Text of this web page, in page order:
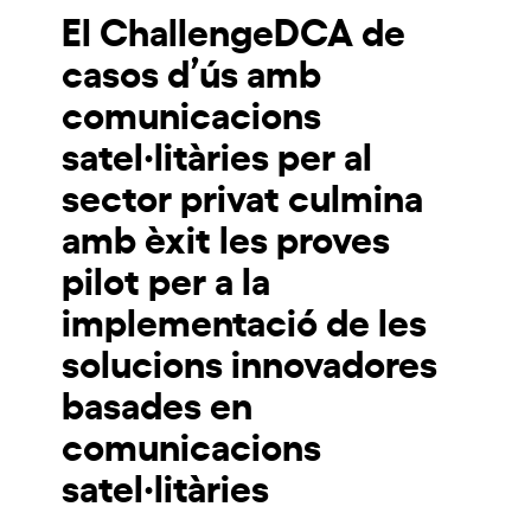
El ChallengeDCA de
casos d’ús amb
comunicacions
satel·litàries per al
sector privat culmina
amb èxit les proves
pilot per a la
implementació de les
solucions innovadores
basades en
comunicacions
satel·litàries